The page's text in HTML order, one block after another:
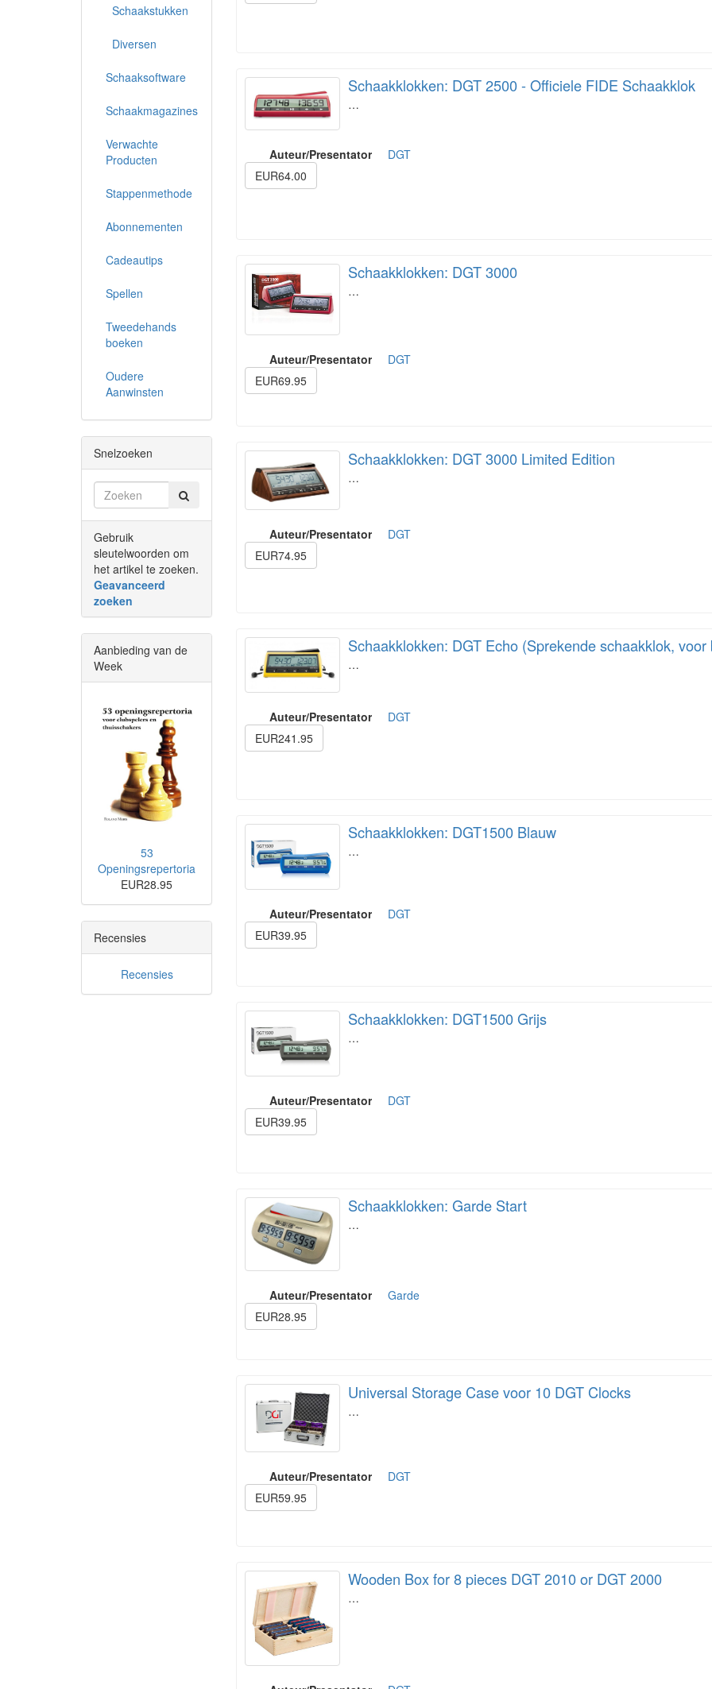
Schaakklokken: DGT 2500 - Officiele FIDE Schaakklok
…
Auteur/Presentator
DGT
EUR64.00
Schaakklokken: DGT 3000
…
Auteur/Presentator
DGT
EUR69.95
Schaakklokken: DGT 3000 Limited Edition
…
Auteur/Presentator
DGT
EUR74.95
Schaakklokken: DGT Echo (Sprekende schaakklok,
…
Auteur/Presentator
DGT
EUR241.95
Schaakklokken: DGT1500 Blauw
…
Auteur/Presentator
DGT
EUR39.95
Schaakklokken: DGT1500 Grijs
…
Auteur/Presentator
DGT
EUR39.95
Schaakklokken: Garde Start
…
Auteur/Presentator
Garde
EUR28.95
Universal Storage Case voor 10 DGT Clocks
…
Auteur/Presentator
DGT
EUR59.95
Wooden Box for 8 pieces DGT 2010 or DGT 2000
…
Schaakstukken
Diversen
Schaaksoftware
Schaakmagazines
Verwachte
Producten
Stappenmethode
Abonnementen
Cadeautips
Spellen
Tweedehands
boeken
Oudere
Aanwinsten
Snelzoeken
Gebruik
sleutelwoorden om
het artikel te zoeken.
Geavanceerd
zoeken
Aanbieding van de
Week
53
Openingsrepertoria
EUR28.95
Recensies
Recensies